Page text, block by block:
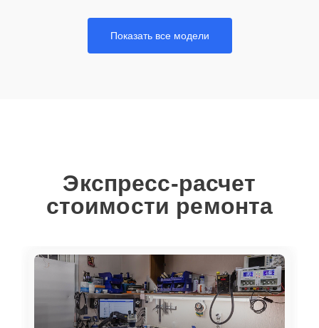
Показать все модели
Экспресс-расчет
стоимости ремонта